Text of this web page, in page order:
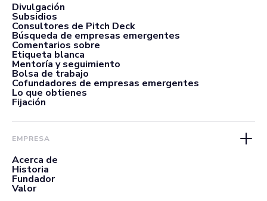
Divulgación
Subsidios
Consultores de Pitch Deck
Búsqueda de empresas emergentes
Comentarios sobre
Etiqueta blanca
Mentoría y seguimiento
Bolsa de trabajo
Cofundadores de empresas emergentes
Lo que obtienes
Fijación
EMPRESA
Acerca de
Historia
Fundador
Valor